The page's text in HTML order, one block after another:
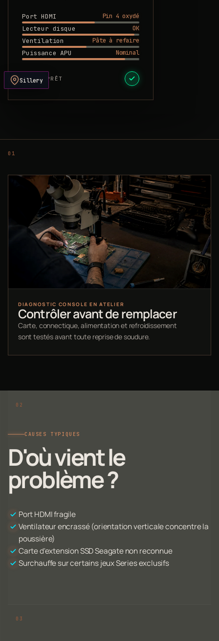
Port HDMI
Pin 4 oxydé
Lecteur disque
OK
Ventilation
Pâte à refaire
Puissance APU
Nominal
DEVIS PRÊT
Sillery
DIAGNOSTIC CONSOLE EN ATELIER
Contrôler avant de remplacer
Carte, connectique, alimentation et refroidissement
sont testés avant toute reprise de soudure.
CAUSES TYPIQUES
D'où vient le
problème ?
Port HDMI fragile
Ventilateur encrassé (orientation verticale concentre la
poussière)
Carte d'extension SSD Seagate non reconnue
Surchauffe sur certains jeux Series exclusifs